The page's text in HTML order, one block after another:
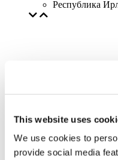
This website uses
We use cookies to
provide social media
Республика